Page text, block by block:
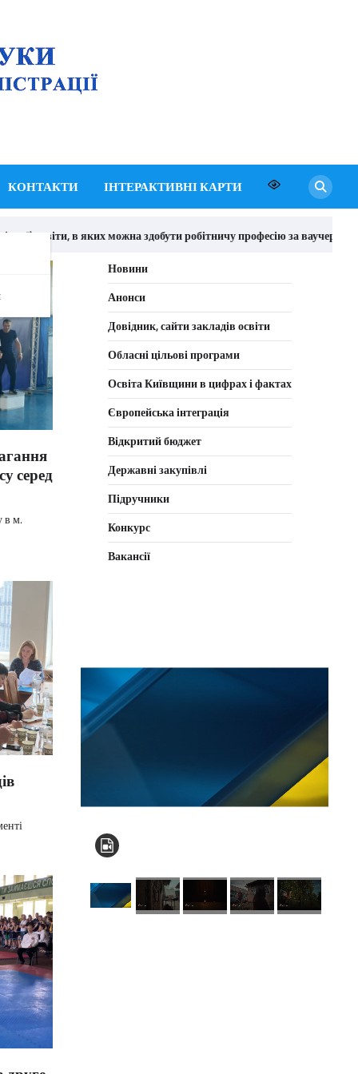
обласної державної
адміністрації
КОНТАКТИ ІНТЕРАКТИВНІ КАРТИ
освіти, в яких можна здобути робітничу професію за ваучером
серед
в м.
Новини
Анонси
Довідник, сайти закладів освіти
Обласні цільові програми
Освіта Київщини в цифрах і фактах
Європейська інтеграція
Відкритий бюджет
Державні закупівлі
Підручники
Конкурс
Вакансії